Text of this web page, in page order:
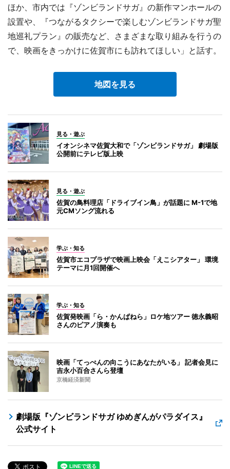
ほか、市内では『ゾンビランドサガ』の新作マンホールの
設置や、『つながるタクシーで楽しむゾンビランドサガ聖
地巡礼プラン』の販売など、さまざまな取り組みを行うの
で、映画をきっかけに佐賀市にも訪れてほしい」と話す。
地図を見る
見る・遊ぶ
イオンシネマ佐賀大和で「ゾンビランドサガ」 劇場版
公開前にテレビ版上映
見る・遊ぶ
佐賀の鳥料理店「ドライブイン鳥」が話題に M-1で地
元CMソング流れる
学ぶ・知る
佐賀市エコプラザで映画上映会「えこシアター」 環境
テーマに月1回開催へ
学ぶ・知る
佐賀発映画「ら・かんぱねら」ロケ地ツアー 徳永義昭
さんのピアノ演奏も
映画「てっぺんの向こうにあなたがいる」 記者会見に
吉永小百合さんら登壇
京橋経済新聞
劇場版『ゾンビランドサガ ゆめぎんがパラダイス』
公式サイト